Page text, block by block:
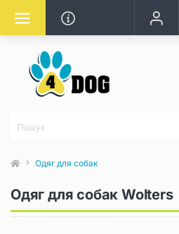
Одяг для собак
Одяг для собак Wolters